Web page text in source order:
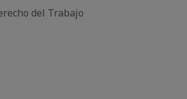
del Trabajo